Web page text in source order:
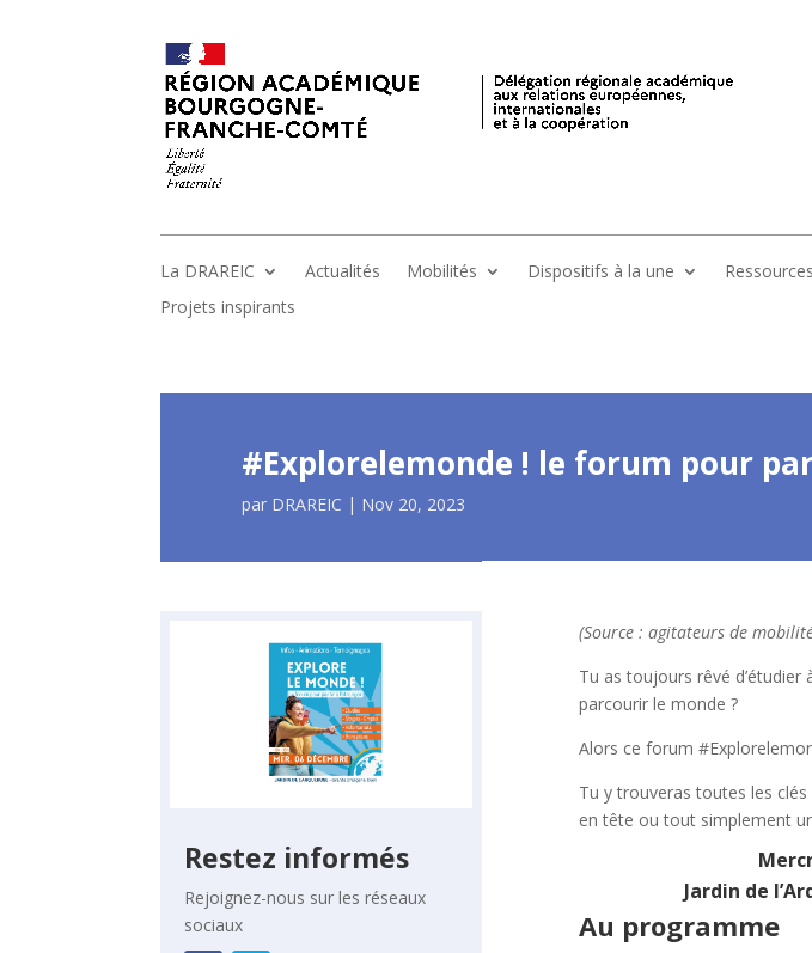
La DRAREIC Actualités Mobilités Dispositifs à la une
Projets inspirants
#Explorelemonde ! le forum pour
par DRAREIC | Nov 20, 2023
Restez informés
Rejoignez-nous sur les réseaux
sociaux
(Source : agitateurs de
Tu as toujours rêvé
parcourir le monde ?
Alors ce forum
Tu y trouveras toutes les
en tête ou tout simplement
Jardin de
Au programme